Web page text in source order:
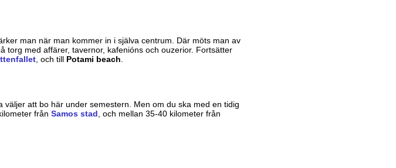
man när man kommer in i själva centrum. Där möts man av
torg med affärer, tavernor, kafenións och ouzerior. Fortsätter
, och till Potami beach
väljer att bo här under semestern. Men om du ska med en tidig
från Samos stad , och mellan 35-40 kilometer från